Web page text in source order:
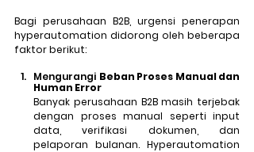
Bagi perusahaan B2B, urgensi penerapan
hyperautomation didorong oleh beberapa
faktor berikut:
Mengurangi Beban Proses Manual dan
Human Error
Banyak perusahaan B2B masih terjebak
dengan proses manual seperti input
data, verifikasi dokumen, dan
pelaporan bulanan. Hyperautomation